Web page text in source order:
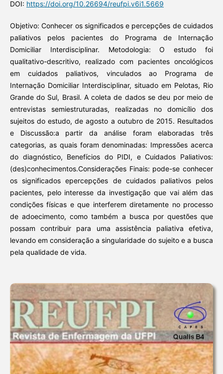
DOI: https://doi.org/10.26694/reufpi.v6i1.5669
Objetivo: Conhecer os significados e percepções de cuidados
paliativos pelos pacientes do Programa de Internação
Domiciliar Interdisciplinar. Metodologia: O estudo foi
qualitativo-descritivo, realizado com pacientes oncológicos
em cuidados paliativos, vinculados ao Programa de
Internação Domiciliar Interdisciplinar, situado em Pelotas, Rio
Grande do Sul, Brasil. A coleta de dados se deu por meio de
entrevistas semiestruturadas, realizadas no domicílio dos
sujeitos do estudo, de agosto a outubro de 2015. Resultados
e Discussão:a partir da análise foram elaboradas três
categorias, as quais foram denominadas: Impressões acerca
do diagnóstico, Benefícios do PIDI, e Cuidados Paliativos:
(des)conhecimentos.Considerações Finais: pode-se conhecer
os significados epercepções de cuidados paliativos pelos
pacientes, pelo interesse da investigação que vai além das
condições físicas e que interferem diretamente no processo
de adoecimento, como também a busca por questões que
possam contribuir para uma assistência paliativa efetiva,
levando em consideração a singularidade do sujeito e a busca
pela qualidade de vida.